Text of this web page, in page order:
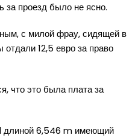
за проезд было не ясно.
с милой фрау, сидящей в
отдали 12,5 евро за право
что это была плата за
6,546 m имеющий